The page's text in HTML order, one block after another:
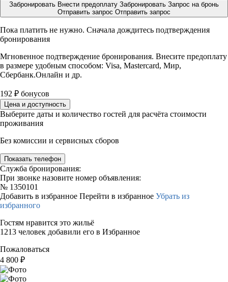
Забронировать Внести предоплату Забронировать Запрос на бронь
Отправить запрос Отправить запрос
Пока платить не нужно. Сначала дождитесь подтверждения
бронирования
Мгновенное подтверждение бронирования. Внесите предоплату
в размере удобным способом: Visa, Mastercard, Мир,
Сбербанк.Онлайн и др.
192 ₽ бонусов
Цена и доступность
Выберите даты и количество гостей для расчёта стоимости
проживания
Без комиссии и сервисных сборов
Показать телефон
Служба бронирования:
При звонке назовите номер объявления:
№ 1350101
Добавить в избранное Перейти в избранное Убрать из
избранного
Гостям нравится это жильё
1213 человек добавили его в Избранное
Пожаловаться
4 800 ₽